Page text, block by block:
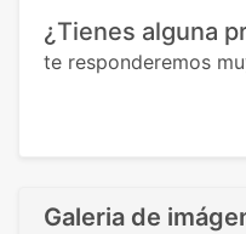
¿Tienes alguna
te responderemos
Galeria de